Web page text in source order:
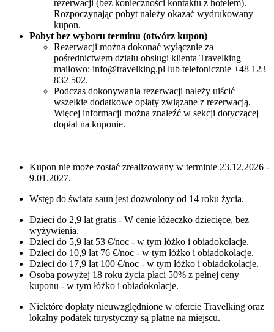
rezerwacji (bez konieczności kontaktu z hotelem).
Rozpoczynając pobyt należy okazać wydrukowany
kupon.
Pobyt bez wyboru terminu (otwórz kupon)
Rezerwacji można dokonać wyłącznie za
pośrednictwem działu obsługi klienta Travelking
mailowo: info@travelking.pl lub telefonicznie +48 123
832 502.
Podczas dokonywania rezerwacji należy uiścić
wszelkie dodatkowe opłaty związane z rezerwacją.
Więcej informacji można znaleźć w sekcji dotyczącej
dopłat na kuponie.
Kupon nie może zostać zrealizowany w terminie 23.12.2026 -
9.01.2027.
Wstęp do świata saun jest dozwolony od 14 roku życia.
Dzieci do 2,9 lat gratis - W cenie łóżeczko dziecięce, bez
wyżywienia.
Dzieci do 5,9 lat 53 €/noc - w tym łóżko i obiadokolacje.
Dzieci do 10,9 lat 76 €/noc - w tym łóżko i obiadokolacje.
Dzieci do 17,9 lat 100 €/noc - w tym łóżko i obiadokolacje.
Osoba powyżej 18 roku życia płaci 50% z pełnej ceny
kuponu - w tym łóżko i obiadokolacje.
Niektóre dopłaty nieuwzględnione w ofercie Travelking oraz
lokalny podatek turystyczny są płatne na miejscu.